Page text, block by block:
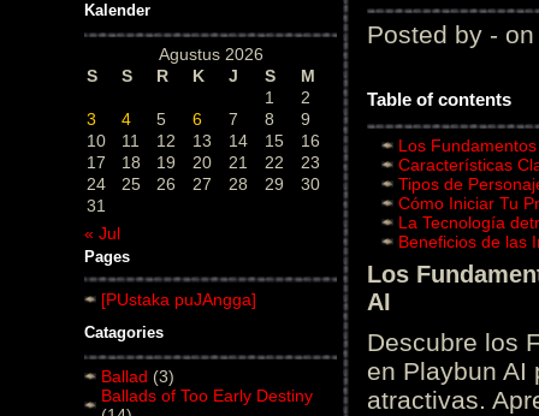
Kalender
Agustus 2026
S
S R K J S
M
1
2
3
4 5 6 7 8
9
10
11 12 13 14 15
16
17
18 19 20 21 22
23
24
25 26 27 28 29
30
31
« Jul
Pages
[PUstaka puJAngga]
Catagories
Ballad (3)
Ballads of Too Early Destiny
Posted by - on
Table of contents
Los
Características
Tipos de
Cómo Iniciar Tu
La Tecnología
Beneficios de las
Los
AI
Descubre los
en Playbun AI
atractivas.